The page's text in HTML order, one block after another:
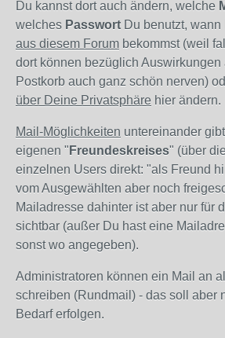
Du kannst dort auch ändern, welche
welches Passwort Du benutzt,
aus diesem Forum bekommst (weil
dort können bezüglich Auswirkungen
Postkorb auch ganz schön nerven)
über Deine Privatsphäre hier ändern.
Mail-Möglichkeiten untereinander
eigenen " Freundeskreises" (über
einzelnen Users direkt: "als Freund
vom Ausgewählten aber noch
Mailadresse dahinter ist aber nur für
sichtbar (außer Du hast eine
sonst wo angegeben).
Administratoren können ein Mail an
schreiben (Rundmail) - das soll aber
Bedarf erfolgen.